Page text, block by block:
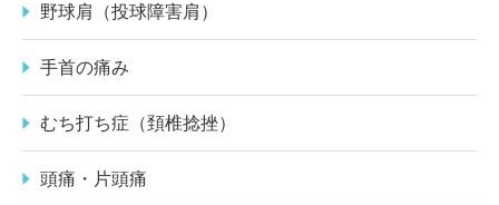
野球肩（投球障害肩）
手首の痛み
むち打ち症（頚椎捻挫）
頭痛・片頭痛